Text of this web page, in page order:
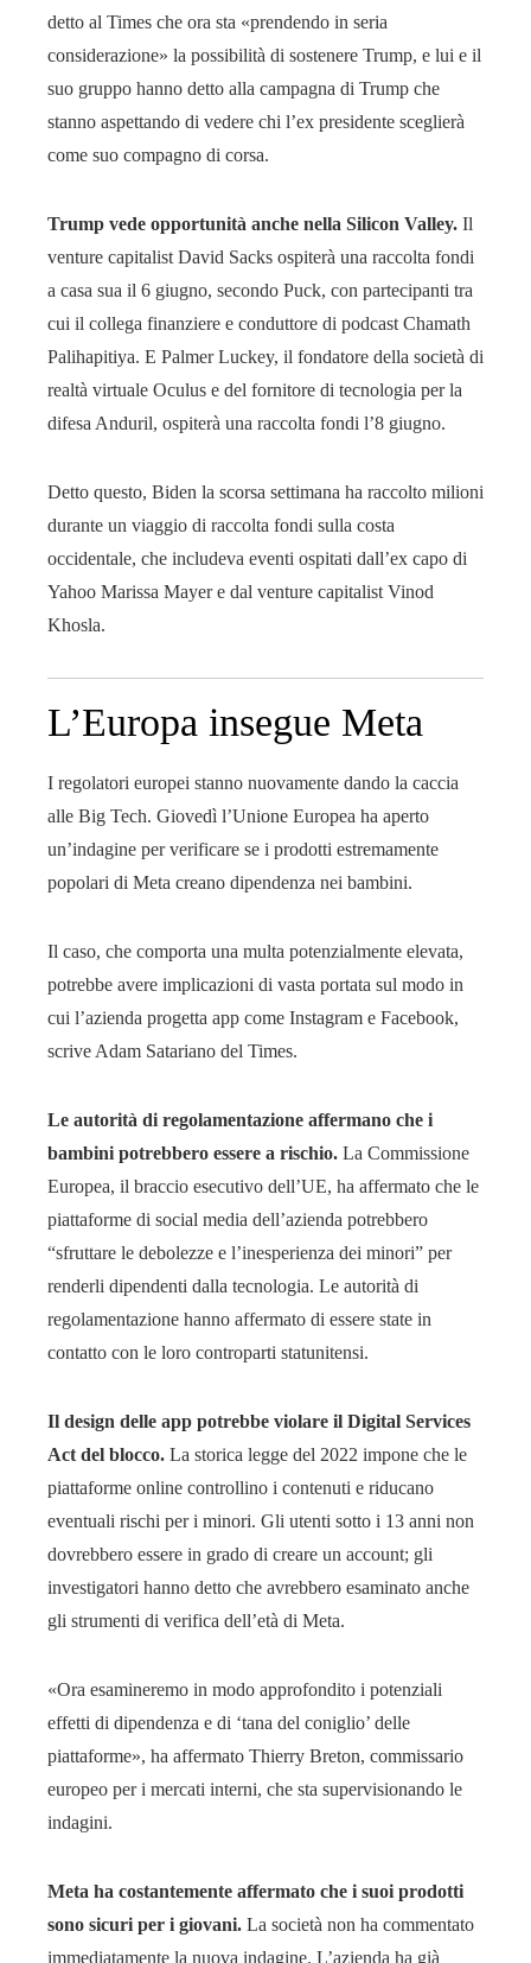
detto al Times che ora sta «prendendo in seria
considerazione» la possibilità di sostenere Trump, e lui e il
suo gruppo hanno detto alla campagna di Trump che
stanno aspettando di vedere chi l’ex presidente sceglierà
come suo compagno di corsa.
Trump vede opportunità anche nella Silicon Valley. Il
venture capitalist David Sacks ospiterà una raccolta fondi
a casa sua il 6 giugno, secondo Puck, con partecipanti tra
cui il collega finanziere e conduttore di podcast Chamath
Palihapitiya. E Palmer Luckey, il fondatore della società di
realtà virtuale Oculus e del fornitore di tecnologia per la
difesa Anduril, ospiterà una raccolta fondi l’8 giugno.
Detto questo, Biden la scorsa settimana ha raccolto milioni
durante un viaggio di raccolta fondi sulla costa
occidentale, che includeva eventi ospitati dall’ex capo di
Yahoo Marissa Mayer e dal venture capitalist Vinod
Khosla.
L’Europa insegue Meta
I regolatori europei stanno nuovamente dando la caccia
alle Big Tech. Giovedì l’Unione Europea ha aperto
un’indagine per verificare se i prodotti estremamente
popolari di Meta creano dipendenza nei bambini.
Il caso, che comporta una multa potenzialmente elevata,
potrebbe avere implicazioni di vasta portata sul modo in
cui l’azienda progetta app come Instagram e Facebook,
scrive Adam Satariano del Times.
Le autorità di regolamentazione affermano che i
bambini potrebbero essere a rischio. La Commissione
Europea, il braccio esecutivo dell’UE, ha affermato che le
piattaforme di social media dell’azienda potrebbero
“sfruttare le debolezze e l’inesperienza dei minori” per
renderli dipendenti dalla tecnologia. Le autorità di
regolamentazione hanno affermato di essere state in
contatto con le loro controparti statunitensi.
Il design delle app potrebbe violare il Digital Services
Act del blocco. La storica legge del 2022 impone che le
piattaforme online controllino i contenuti e riducano
eventuali rischi per i minori. Gli utenti sotto i 13 anni non
dovrebbero essere in grado di creare un account; gli
investigatori hanno detto che avrebbero esaminato anche
gli strumenti di verifica dell’età di Meta.
«Ora esamineremo in modo approfondito i potenziali
effetti di dipendenza e di ‘tana del coniglio’ delle
piattaforme», ha affermato Thierry Breton, commissario
europeo per i mercati interni, che sta supervisionando le
indagini.
Meta ha costantemente affermato che i suoi prodotti
sono sicuri per i giovani. La società non ha commentato
immediatamente la nuova indagine. L’azienda ha già